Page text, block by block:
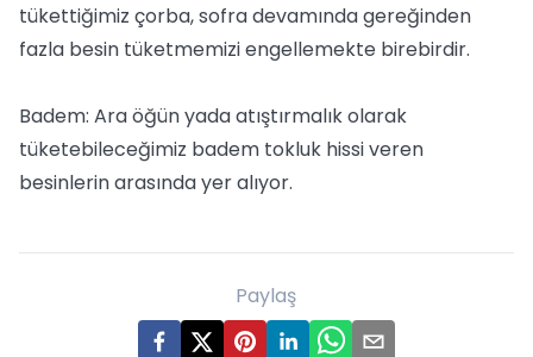
tükettiğimiz çorba, sofra devamında gereğinden
fazla besin tüketmemizi engellemekte birebirdir.
Badem: Ara öğün yada atıştırmalık olarak
tüketebileceğimiz badem tokluk hissi veren
besinlerin arasında yer alıyor.
Paylaş